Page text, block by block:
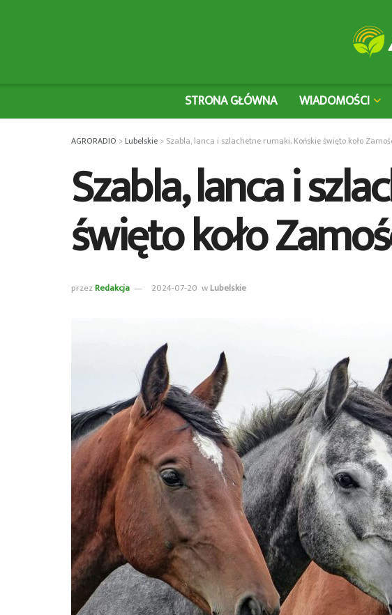
STRONA GŁÓWNA WIADOMOŚCI
AGRORADIO >Lubelskie > Szabla, lanca i szlachetne rumaki. Końskie święto koło
Szabla, lanca i
święto koło
przezRedakcja 2024-07-20 wLubelskie